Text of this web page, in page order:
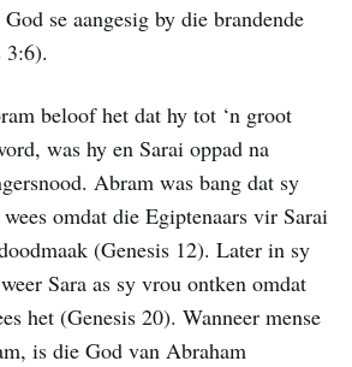
se aangesig by die brandende
3:6).
beloof het dat hy tot ‘n groot
was hy en Sarai oppad na
Abram was bang dat sy
omdat die Egiptenaars vir Sarai
(Genesis 12). Later in sy
Sara as sy vrou ontken omdat
het (Genesis 20). Wanneer mense
is die God van Abraham